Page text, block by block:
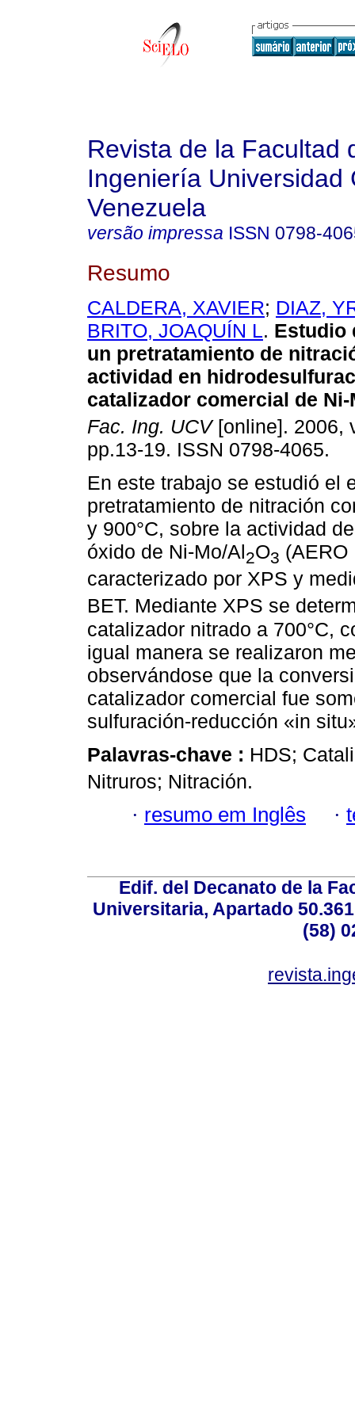
Revista de la Facultad
Ingeniería Universidad
Venezuela
versão impressa ISSN 0798-
Resumo
CALDERA, XAVIER; DIAZ,
BRITO, JOAQUÍN L. Estudio
un pretratamiento de
actividad en
catalizador comercial de Ni-
Fac. Ing. UCV[online]. 2006,
pp.13-19. ISSN 0798-4065.
En este trabajo se estudió el
pretratamiento de nitración
y 900°C, sobre la actividad
óxido de Ni-Mo/Al2O3 (AERO
caracterizado por XPS y
BET. Mediante XPS se
catalizador nitrado a 700°C,
igual manera se realizaron
observándose que la
catalizador comercial fue
sulfuración-reducción «in
Palavras-chave : HDS;
Nitruros; Nitración.
· resumo em Inglês ·
Edif. del Decanato de la
Universitaria, Apartado
(58)